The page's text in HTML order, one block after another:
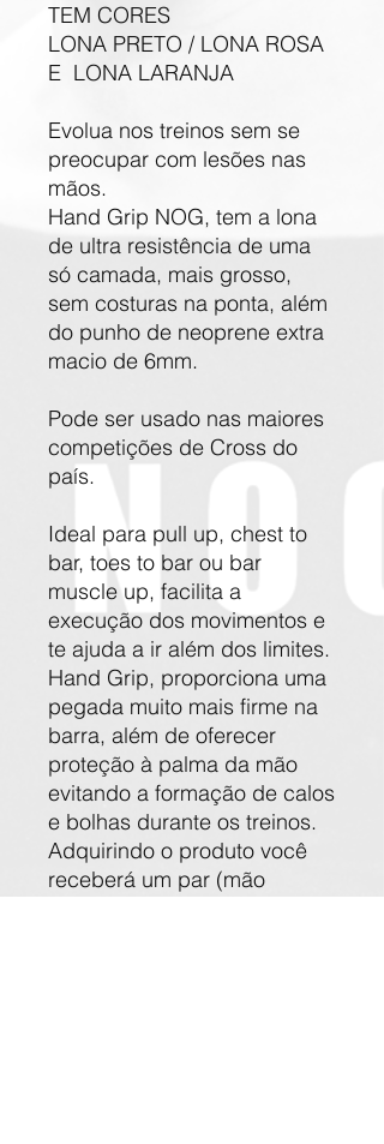
TEM CORES
LONA PRETO / LONA ROSA
E LONA LARANJA
Evolua nos treinos sem se
preocupar com lesões nas
mãos.
Hand Grip NOG, tem a lona
de ultra resistência de uma
só camada, mais grosso,
sem costuras na ponta, além
do punho de neoprene extra
macio de 6mm.
Pode ser usado nas maiores
competições de Cross do
país.
Ideal para pull up, chest to
bar, toes to bar ou bar
muscle up, facilita a
execução dos movimentos e
te ajuda a ir além dos limites.
Hand Grip, proporciona uma
pegada muito mais firme na
barra, além de oferecer
proteção à palma da mão
evitando a formação de calos
e bolhas durante os treinos.
Adquirindo o produto você
receberá um par (mão